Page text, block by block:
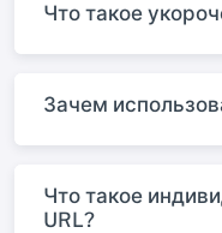
Что такое
Зачем
Что такое
URL?